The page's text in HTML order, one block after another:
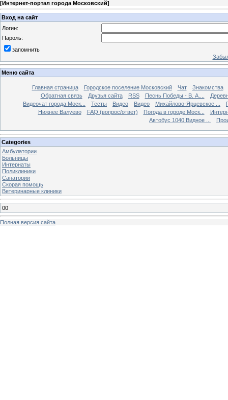
[Интернет-портал города Московский]
Вход на сайт
Логин:
Пароль:
запомнить
Меню сайта
Главная страница Городское поселение Московский Чат
Знакомства
Обратная связь
Друзья сайта RSS Песнь Победы - В. А....
Видеочат города Моск...
Тесты Видео Видео Михайлово-Ярцевское ...
Нижнее Валуево
FAQ (вопрос/ответ) Погода в городе Моск...
Автобус 1040 Видное ...
Categories
Амбулатории
Больницы
Интернаты
Поликлиники
Санатории
Скорая помощь
Ветеринарные клиники
00
Полная версия сайта